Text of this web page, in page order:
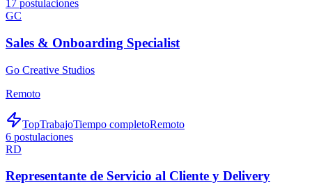
17 postulaciones
GC
Sales & Onboarding Specialist
Go Creative Studios
Remoto
TopTrabajoTiempo completoRemoto
6 postulaciones
RD
Representante de Servicio al Cliente y Delivery